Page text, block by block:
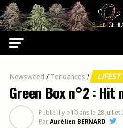
Newsweed / Tendances /
Green Box n°2 : Hit
Publié il y a 10 ans le 28 juillet
ParAurélien BERNARD